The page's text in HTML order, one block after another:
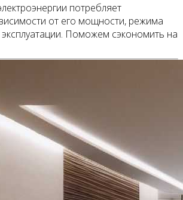
потребляет
от его мощности, режима
Поможем сэкономить на